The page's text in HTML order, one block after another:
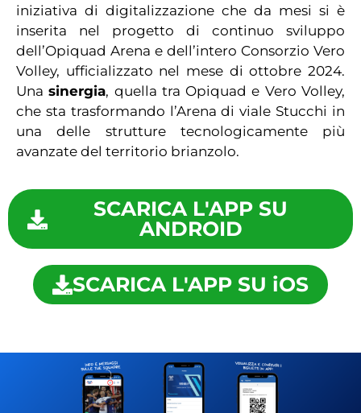
iniziativa di digitalizzazione che da mesi si è
inserita nel progetto di continuo sviluppo
dell’Opiquad Arena e dell’intero Consorzio Vero
Volley, ufficializzato nel mese di ottobre 2024.
Unasinergia, quella tra Opiquad e Vero Volley,
che sta trasformando l’Arena di viale Stucchi in
una delle strutture tecnologicamente più
avanzate del territorio brianzolo.
SCARICA L'APP SU
ANDROID
SCARICA L'APP SU iOS